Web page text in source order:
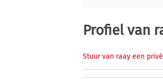
Profiel van
Stuur van raay een